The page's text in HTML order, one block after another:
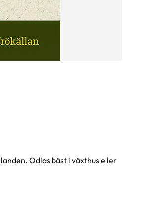
Odlas bäst i växthus eller